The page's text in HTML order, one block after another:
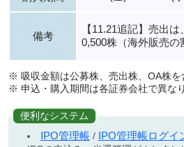
備考
【11.21追記】売出
0,500株（海外販売の
※ 吸収金額は公募株、売出株、OA株を
※ 申込・購入期間は各証券会社で異なり
便利なシステム
IPO管理帳 / IPO管理帳ログイ